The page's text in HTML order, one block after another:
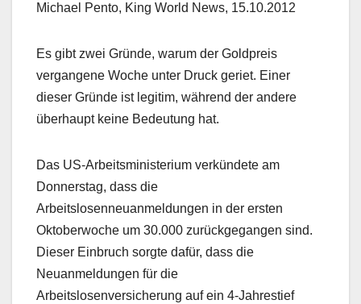
Michael Pento, King World News, 15.10.2012
Es gibt zwei Gründe, warum der Goldpreis
vergangene Woche unter Druck geriet. Einer
dieser Gründe ist legitim, während der andere
überhaupt keine Bedeutung hat.
Das US-Arbeitsministerium verkündete am
Donnerstag, dass die
Arbeitslosenneuanmeldungen in der ersten
Oktoberwoche um 30.000 zurückgegangen sind.
Dieser Einbruch sorgte dafür, dass die
Neuanmeldungen für die
Arbeitslosenversicherung auf ein 4-Jahrestief